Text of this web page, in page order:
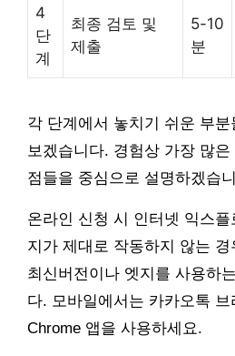
4
단
계
최종 검토 및
제출
5-10
분
각 단계에서 놓치기 쉬운 부
보겠습니다. 경험상 가장 많은
점들을 중심으로 설명하겠습
온라인 신청 시 인터넷 익스플
지가 제대로 작동하지 않는
최신버전이나 엣지를 사용하
다. 모바일에서는 카카오톡
Chrome 앱을 사용하세요.